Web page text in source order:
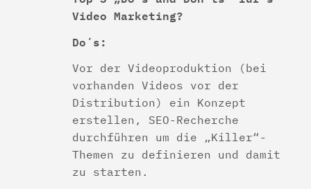
Video Marketing?
Do´s:
Vor der Videoproduktion (bei
vorhanden Videos vor der
Distribution) ein Konzept
erstellen, SEO-Recherche
durchführen um die „Killer“-
Themen zu definieren und damit
zu starten.